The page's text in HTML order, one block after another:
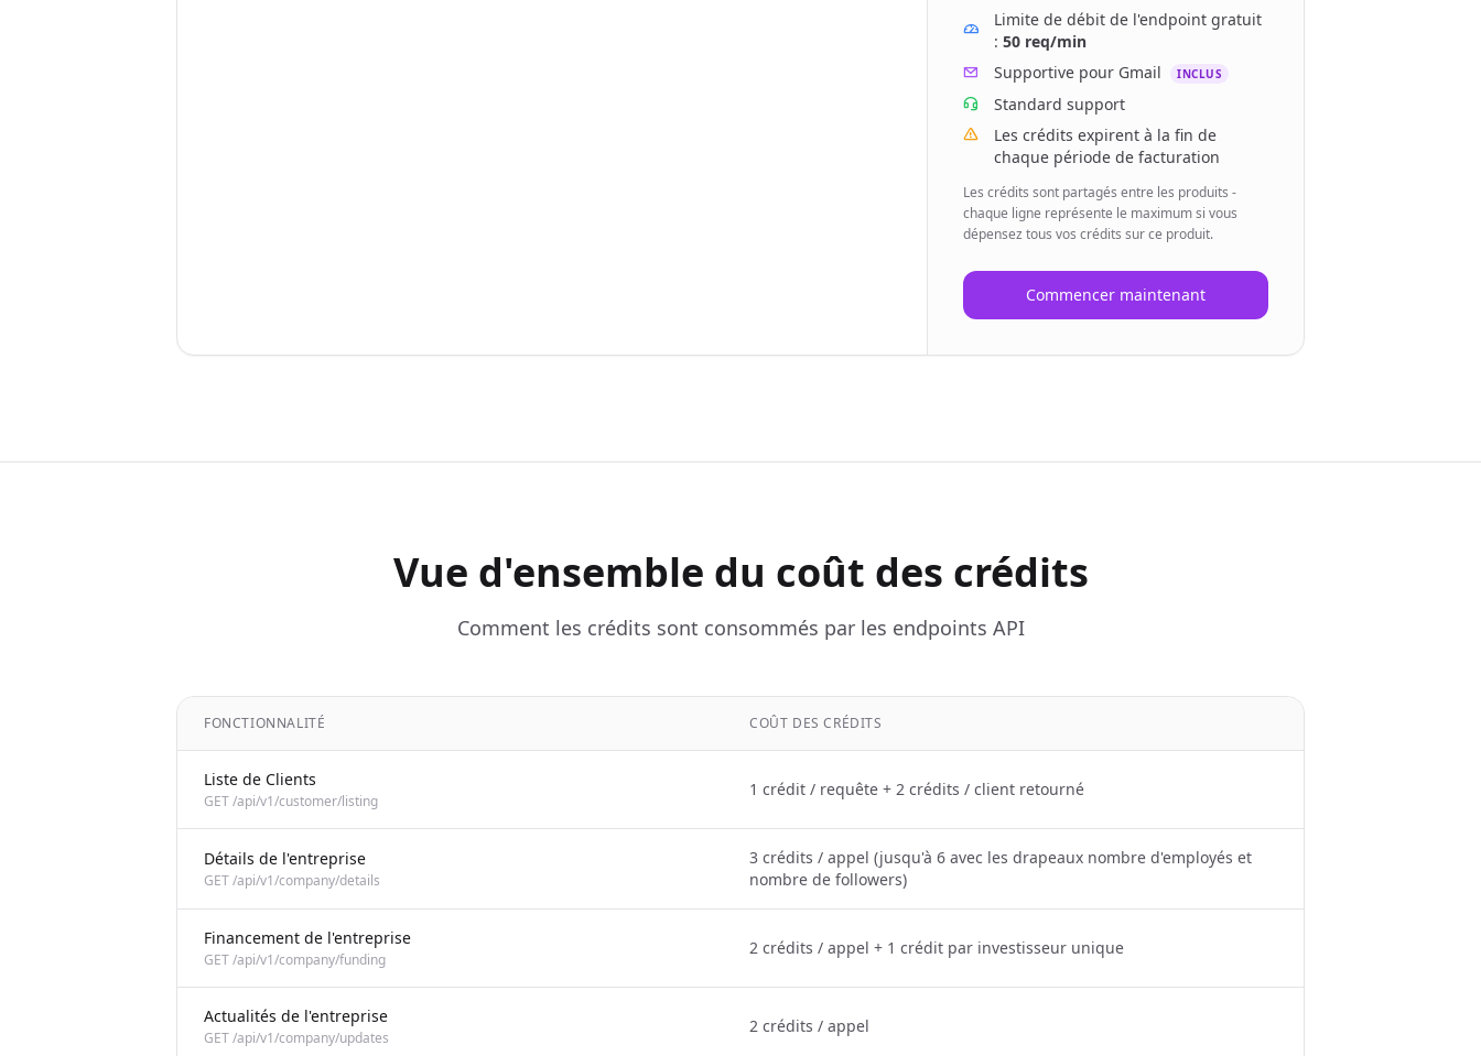
Limite de débit de l'endpoint gratuit
:50 req/min
Supportive pour Gmail
INCLUS
Standard support
Les crédits expirent à la fin de
chaque période de facturation
Les crédits sont partagés entre les produits -
chaque ligne représente le maximum si vous
dépensez tous vos crédits sur ce produit.
Commencer maintenant
Vue d'ensemble du coût des crédits
Comment les crédits sont consommés par les endpoints API
FONCTIONNALITÉ COÛT DES CRÉDITS
Liste de Clients
GET /api/v1/customer/listing
1 crédit / requête + 2 crédits / client retourné
Détails de l'entreprise
GET /api/v1/company/details
3 crédits / appel (jusqu'à 6 avec les drapeaux nombre d'employés et
nombre de followers)
Financement de l'entreprise
GET /api/v1/company/funding
2 crédits / appel + 1 crédit par investisseur unique
Actualités de l'entreprise
GET /api/v1/company/updates
2 crédits / appel